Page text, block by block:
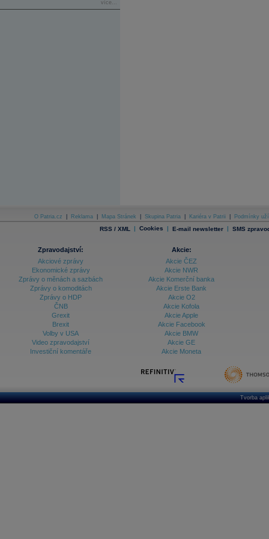
více...
O Patria.cz Reklama Mapa Stránek Skupina Patria Kariéra v Patrii Podmínky
RSS / XML | Cookies | E-mail newsletter | SMS
Zpravodajství:
Akciové zprávy
Ekonomické zprávy
Zprávy o měnách a sazbách
Zprávy o komoditách
Zprávy o HDP
ČNB
Grexit
Brexit
Volby v USA
Video zpravodajství
Investiční komentáře
Akcie:
Akcie ČEZ
Akcie NWR
Akcie Komerční banka
Akcie Erste Bank
Akcie O2
Akcie Kofola
Akcie Apple
Akcie Facebook
Akcie BMW
Akcie GE
Akcie Moneta
Tvorba